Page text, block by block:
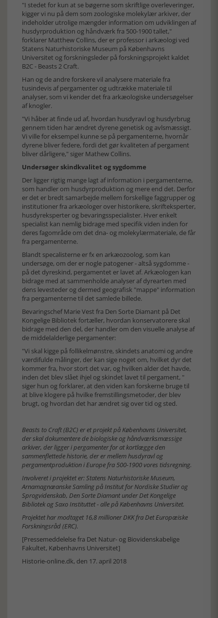
"I stedet for kun at se bøgerne som skriftlige overleveringer,
kigger vi nu på dem som zoologiske molekylær arkiver, der
indeholder utrolige mængder information om udviklingen af
husdyrproduktion og håndværk fra 500-1900 tallet,"
forklarer Matthew Collins, der er professor i arkæologi ved
Statens Naturhistoriske Museum på Københavns
Universitet og forskningsleder på forskningsprojekt kaldet
B2C - Beasts 2 Craft.
Han og de andre forskere vil analysere materiale fra
tusindevis af pergamenter og udtrække materiale til
analyser, som vi kender det fra arkæologiske undersøgelser
af knogler.
"Vi håber at finde ud af, hvordan husdyravl og husdyrbrug
gennem tiden har ændret dyrene genetisk og avlsmæssigt.
Vi ville for eksempel kunne se på pergamenterne, hvornår
dyrene bliver federe, fordi det gør kvaliteten af pergament
bliver dårligere," siger Mathew Collins.
Undersøger skindkvalitet og sygdomme
Der ligger rigtig mange lagt af information i pergamenterne,
som handler om husdyrproduktion og mere end det. Derfor
er det er bredt samarbejde mellem forskellige faggrupper og
institutioner fra arkæologer over historikere, skrifteksperter,
husdyreksperter og bevaringsspecialister. Hver enkelt
specialist kan nemlig bidrage med specifik viden inden for
deres fagområde om det dna- og molekylærmateriale, de får
fra pergamenterne.
Blandt specalisterne er fx en arkæozoolog, som kan
undersøge, om der er nogle patogener - altså sygdomme -
på det dyreskind, pergamentet er lavet af. Arkæologen kan
bidrage med at sammenholde analyser af dyrearten med
dens levesteder og dermed geografisk "mappe" information
fra pergamenterne til det samlede billede.
Bevaringschef Marie Vest fra Den Sorte Diamant på Det
Kongelige Bibliotek fortæller, hvordan konservatorere skal
bidrage med den del, der handler om den visuelle analyse af
de middelalderlige pergamenter:
"Vi skal kigge på follikelmønstre, skindets anatomi og andre
værdifulde målinger, der kan sige noget om, hvilket dyr det
kommer fra, hvor stort det var, og hvilken alder det havde,
inden det blev slået ihjel og skindet lavet til pergament, "
siger hun og forklarer, at den viden kan forskerne bruge til
at blive klogere på hvilke fremstillingsmetoder, der blev
brugt, og hvordan det har ændret sig over tid og sted.
Beasts to Craft (B2C) er et projekt på Københavns Universitet,
der skal dokumentere de biologiske og håndværksmæssige
arkiver, der ligger i pergamenter for at kortlægge den
sammenflettede historie, der er mellem husdyravl og
pergamentproduktion i Europe fra 500-1900 vores tidsregning.
Involveret i projektet er: Statens Naturhistoriske Museum,
Arnamagnæanske Samling på Institut for Nordiske Studier og
Sprogvidenskab, Den Sorte Diamant under Det Kongelige
Bibliotek og Saxo Instituttet - alle på Københavns Universitet.
Projektet har modtaget 16,8 millioner DKK fra Det Europæiske
Forskningsråd (ERC).
[Pressemeddelelse fra Det Natur- og Biovidenskabelige
Fakultet, Københavns Universitet]
Historie-online.dk, den 17. april 2018